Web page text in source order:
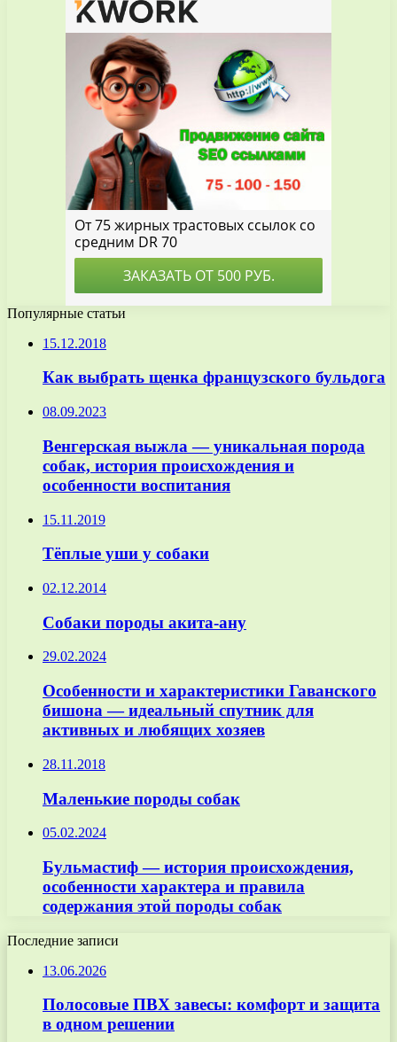
Популярные статьи
15.12.2018
Как выбрать щенка французского бульдога
08.09.2023
Венгерская выжла — уникальная порода
собак, история происхождения и
особенности воспитания
15.11.2019
Тёплые уши у собаки
02.12.2014
Собаки породы акита-ану
29.02.2024
Особенности и характеристики Гаванского
бишона — идеальный спутник для
активных и любящих хозяев
28.11.2018
Маленькие породы собак
05.02.2024
Бульмастиф — история происхождения,
особенности характера и правила
содержания этой породы собак
Последние записи
13.06.2026
Полосовые ПВХ завесы: комфорт и защита
в одном решении